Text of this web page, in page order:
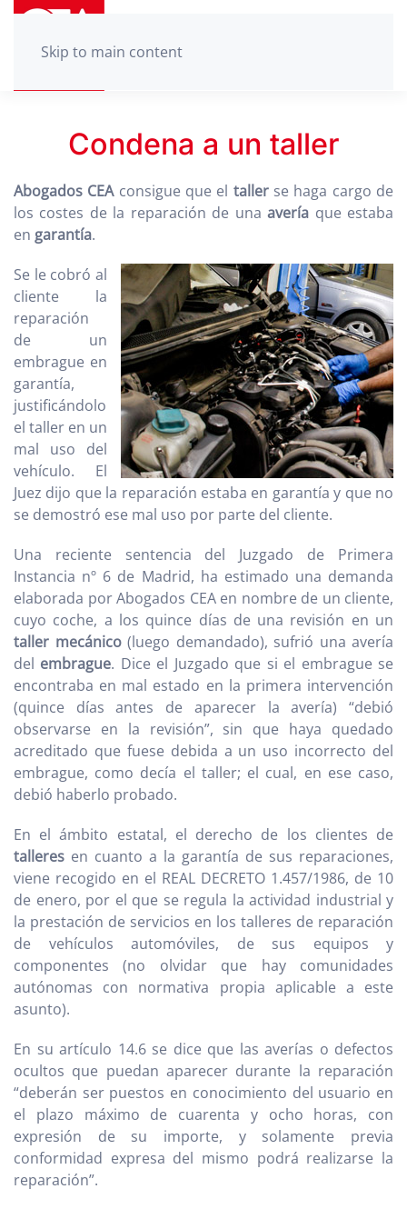
Skip to main content
Condena a un taller
Abogados CEAconsigue que el tallerse haga cargo de
los costes de la reparación de unaavería que estaba
en garantía.
Se le cobró al
cliente la
reparación
de un
embrague en
garantía,
justificándolo
el taller en un
mal uso del
vehículo. El
Juez dijo que la reparación estaba en garantía y que no
se demostró ese mal uso por parte del cliente.
Una reciente sentencia del Juzgado de Primera
Instancia nº 6 de Madrid, ha estimado una demanda
elaborada por Abogados CEA en nombre de un cliente,
cuyo coche, a los quince días de una revisión en un
taller mecánico(luego demandado), sufrió una avería
del embrague. Dice el Juzgado que si el embrague se
encontraba en mal estado en la primera intervención
(quince días antes de aparecer la avería) “debió
observarse en la revisión”, sin que haya quedado
acreditado que fuese debida a un uso incorrecto del
embrague, como decía el taller; el cual, en ese caso,
debió haberlo probado.
En el ámbito estatal, el derecho de los clientes de
talleres en cuanto a la garantía de sus reparaciones,
viene recogido en el REAL DECRETO 1.457/1986, de 10
de enero, por el que se regula la actividad industrial y
la prestación de servicios en los talleres de reparación
de vehículos automóviles, de sus equipos y
componentes (no olvidar que hay comunidades
autónomas con normativa propia aplicable a este
asunto).
En su artículo 14.6 se dice que las averías o defectos
ocultos que puedan aparecer durante la reparación
“deberán ser puestos en conocimiento del usuario en
el plazo máximo de cuarenta y ocho horas, con
expresión de su importe, y solamente previa
conformidad expresa del mismo podrá realizarse la
reparación”.